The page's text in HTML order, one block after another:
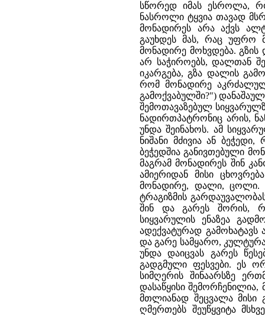
სწორედ იმას ესროლა,
ნასროლი ტყვია თავად
მონადირეს არა აქვს
გაუხდეს მას, რაც უფრო
მონადირე მოხვდება. გზის
არ საჭიროებს, დალთან
იკარგება, გზა დალის
რომ მონადირე აკრძალულ
გამოქვაბულში?")
შემოთავაზებულ
ნადირთპატრონიც არის,
უნდა შეინახოს. ამ
ნიშანი მძივია ან
ბეჭედშია განივთებული
მაგრამ მონადირეს შინ
ამიერიდან მისი
მონადირე, დალი, ცოლი.
ტრაგიზმის
შინ და გარეს შორის,
სიყვარულის ენაზეა
ადექვატურად გამოხატავს
და გარე სამყარო,
უნდა დაიცვას გარეს
გადგმული ფესვები. ეს
სიმღერის შინაარსზე
დასაწყისი
მთლიანად შეცვალა მისი
ღმერთებს შეუწყვიტა